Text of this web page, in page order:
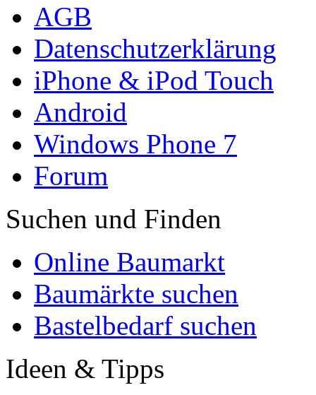
AGB
Datenschutzerklärung
iPhone & iPod Touch
Android
Windows Phone 7
Forum
Suchen und Finden
Online Baumarkt
Baumärkte suchen
Bastelbedarf suchen
Ideen & Tipps